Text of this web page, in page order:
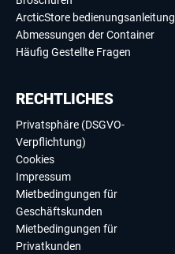
ArcticStore bedienungsanleitung
Abmessungen der Container
Häufig Gestellte Fragen
RECHTLICHES
Privatsphäre (DSGVO-
Verpflichtung)
Cookies
Impressum
Mietbedingungen für
Geschäftskunden
Mietbedingungen für
Privatkunden